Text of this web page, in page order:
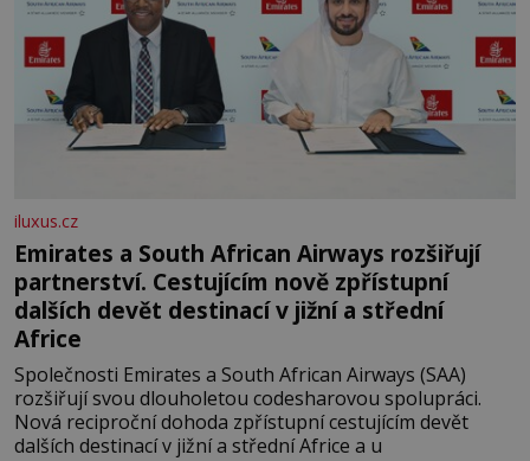
iluxus.cz
Emirates a South African Airways rozšiřují
partnerství. Cestujícím nově zpřístupní
dalších devět destinací v jižní a střední
Africe
Společnosti Emirates a South African Airways (SAA)
rozšiřují svou dlouholetou codesharovou spolupráci.
Nová reciproční dohoda zpřístupní cestujícím devět
dalších destinací v jižní a střední Africe a u